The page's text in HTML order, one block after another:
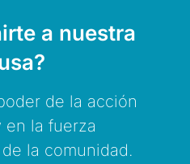
a nuestra
de la acción
en la fuerza
la comunidad.